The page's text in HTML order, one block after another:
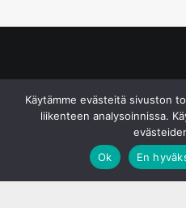
Käytämme evästeitä sivuston
liikenteen analysoinnissa.
Ok
En